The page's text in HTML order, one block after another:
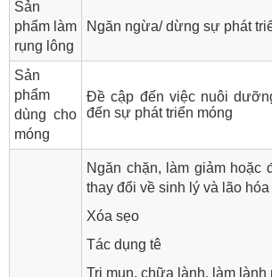
Sản
phẩm làm
rụng lông
Ngăn ngừa/ dừng sự phát
Sản
phẩm
dùng cho
móng
Đề cập đến việc nuôi
đến sự phát triển móng
Ngăn chặn, làm giảm hoặc
thay đổi về sinh lý và lão
Xóa sẹo
Tác dụng tê
Trị mụn, chữa lành, làm lành